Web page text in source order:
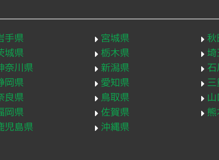
手県 宮城県
秋
城県
栃木県
埼
奈川県
新潟県
岡県
愛知県
良県
鳥取県
岡県
佐賀県
児島県
沖縄県